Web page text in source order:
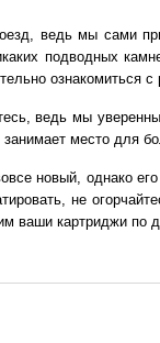
ведь мы сами
подводных
ознакомиться
ведь мы
место для
новый, однако
не
ваши картриджи по